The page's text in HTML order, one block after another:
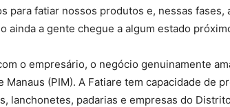
para fatiar nossos produtos e, nessas
ainda a gente chegue a algum estado
o empresário, o negócio genuinamente
Manaus (PIM). A Fatiare tem capacidade de
lanchonetes, padarias e empresas do